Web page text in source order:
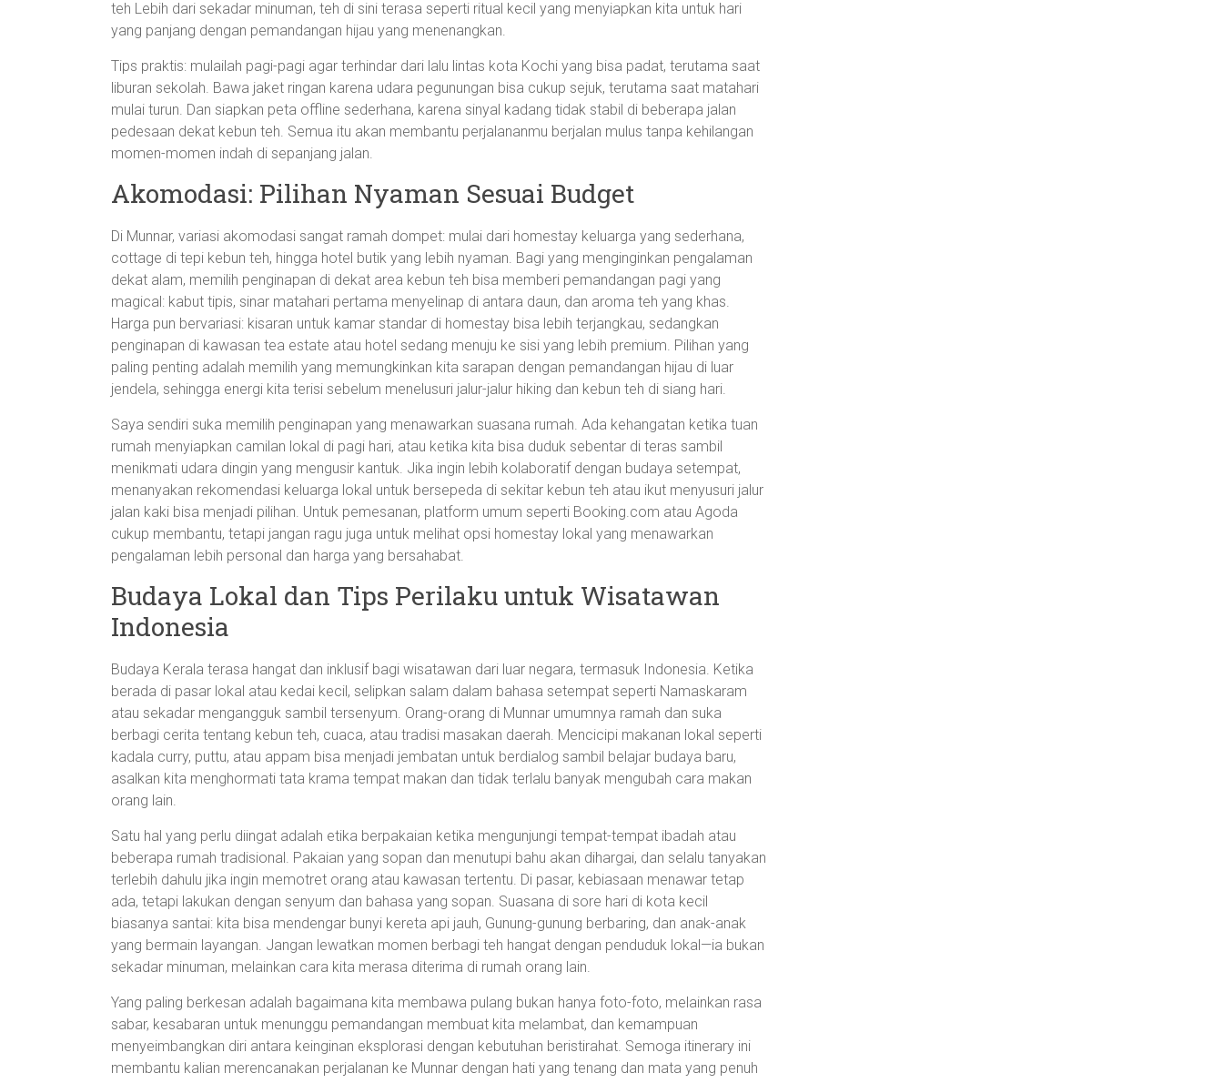
teh Lebih dari sekadar minuman, teh di sini terasa seperti ritual kecil yang menyiapkan kita untuk hari
yang panjang dengan pemandangan hijau yang menenangkan.
Tips praktis: mulailah pagi-pagi agar terhindar dari lalu lintas kota Kochi yang bisa padat, terutama saat
liburan sekolah. Bawa jaket ringan karena udara pegunungan bisa cukup sejuk, terutama saat matahari
mulai turun. Dan siapkan peta offline sederhana, karena sinyal kadang tidak stabil di beberapa jalan
pedesaan dekat kebun teh. Semua itu akan membantu perjalananmu berjalan mulus tanpa kehilangan
momen-momen indah di sepanjang jalan.
Akomodasi: Pilihan Nyaman Sesuai Budget
Di Munnar, variasi akomodasi sangat ramah dompet: mulai dari homestay keluarga yang sederhana,
cottage di tepi kebun teh, hingga hotel butik yang lebih nyaman. Bagi yang menginginkan pengalaman
dekat alam, memilih penginapan di dekat area kebun teh bisa memberi pemandangan pagi yang
magical: kabut tipis, sinar matahari pertama menyelinap di antara daun, dan aroma teh yang khas.
Harga pun bervariasi: kisaran untuk kamar standar di homestay bisa lebih terjangkau, sedangkan
penginapan di kawasan tea estate atau hotel sedang menuju ke sisi yang lebih premium. Pilihan yang
paling penting adalah memilih yang memungkinkan kita sarapan dengan pemandangan hijau di luar
jendela, sehingga energi kita terisi sebelum menelusuri jalur-jalur hiking dan kebun teh di siang hari.
Saya sendiri suka memilih penginapan yang menawarkan suasana rumah. Ada kehangatan ketika tuan
rumah menyiapkan camilan lokal di pagi hari, atau ketika kita bisa duduk sebentar di teras sambil
menikmati udara dingin yang mengusir kantuk. Jika ingin lebih kolaboratif dengan budaya setempat,
menanyakan rekomendasi keluarga lokal untuk bersepeda di sekitar kebun teh atau ikut menyusuri jalur
jalan kaki bisa menjadi pilihan. Untuk pemesanan, platform umum seperti Booking.com atau Agoda
cukup membantu, tetapi jangan ragu juga untuk melihat opsi homestay lokal yang menawarkan
pengalaman lebih personal dan harga yang bersahabat.
Budaya Lokal dan Tips Perilaku untuk Wisatawan
Indonesia
Budaya Kerala terasa hangat dan inklusif bagi wisatawan dari luar negara, termasuk Indonesia. Ketika
berada di pasar lokal atau kedai kecil, selipkan salam dalam bahasa setempat seperti Namaskaram
atau sekadar mengangguk sambil tersenyum. Orang-orang di Munnar umumnya ramah dan suka
berbagi cerita tentang kebun teh, cuaca, atau tradisi masakan daerah. Mencicipi makanan lokal seperti
kadala curry, puttu, atau appam bisa menjadi jembatan untuk berdialog sambil belajar budaya baru,
asalkan kita menghormati tata krama tempat makan dan tidak terlalu banyak mengubah cara makan
orang lain.
Satu hal yang perlu diingat adalah etika berpakaian ketika mengunjungi tempat-tempat ibadah atau
beberapa rumah tradisional. Pakaian yang sopan dan menutupi bahu akan dihargai, dan selalu tanyakan
terlebih dahulu jika ingin memotret orang atau kawasan tertentu. Di pasar, kebiasaan menawar tetap
ada, tetapi lakukan dengan senyum dan bahasa yang sopan. Suasana di sore hari di kota kecil
biasanya santai: kita bisa mendengar bunyi kereta api jauh, Gunung-gunung berbaring, dan anak-anak
yang bermain layangan. Jangan lewatkan momen berbagi teh hangat dengan penduduk lokal—ia bukan
sekadar minuman, melainkan cara kita merasa diterima di rumah orang lain.
Yang paling berkesan adalah bagaimana kita membawa pulang bukan hanya foto-foto, melainkan rasa
sabar, kesabaran untuk menunggu pemandangan membuat kita melambat, dan kemampuan
menyeimbangkan diri antara keinginan eksplorasi dengan kebutuhan beristirahat. Semoga itinerary ini
membantu kalian merencanakan perjalanan ke Munnar dengan hati yang tenang dan mata yang penuh